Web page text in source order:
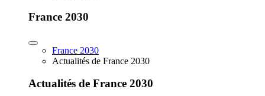
France 2030
France 2030
Actualités de France 2030
Actualités de France 2030